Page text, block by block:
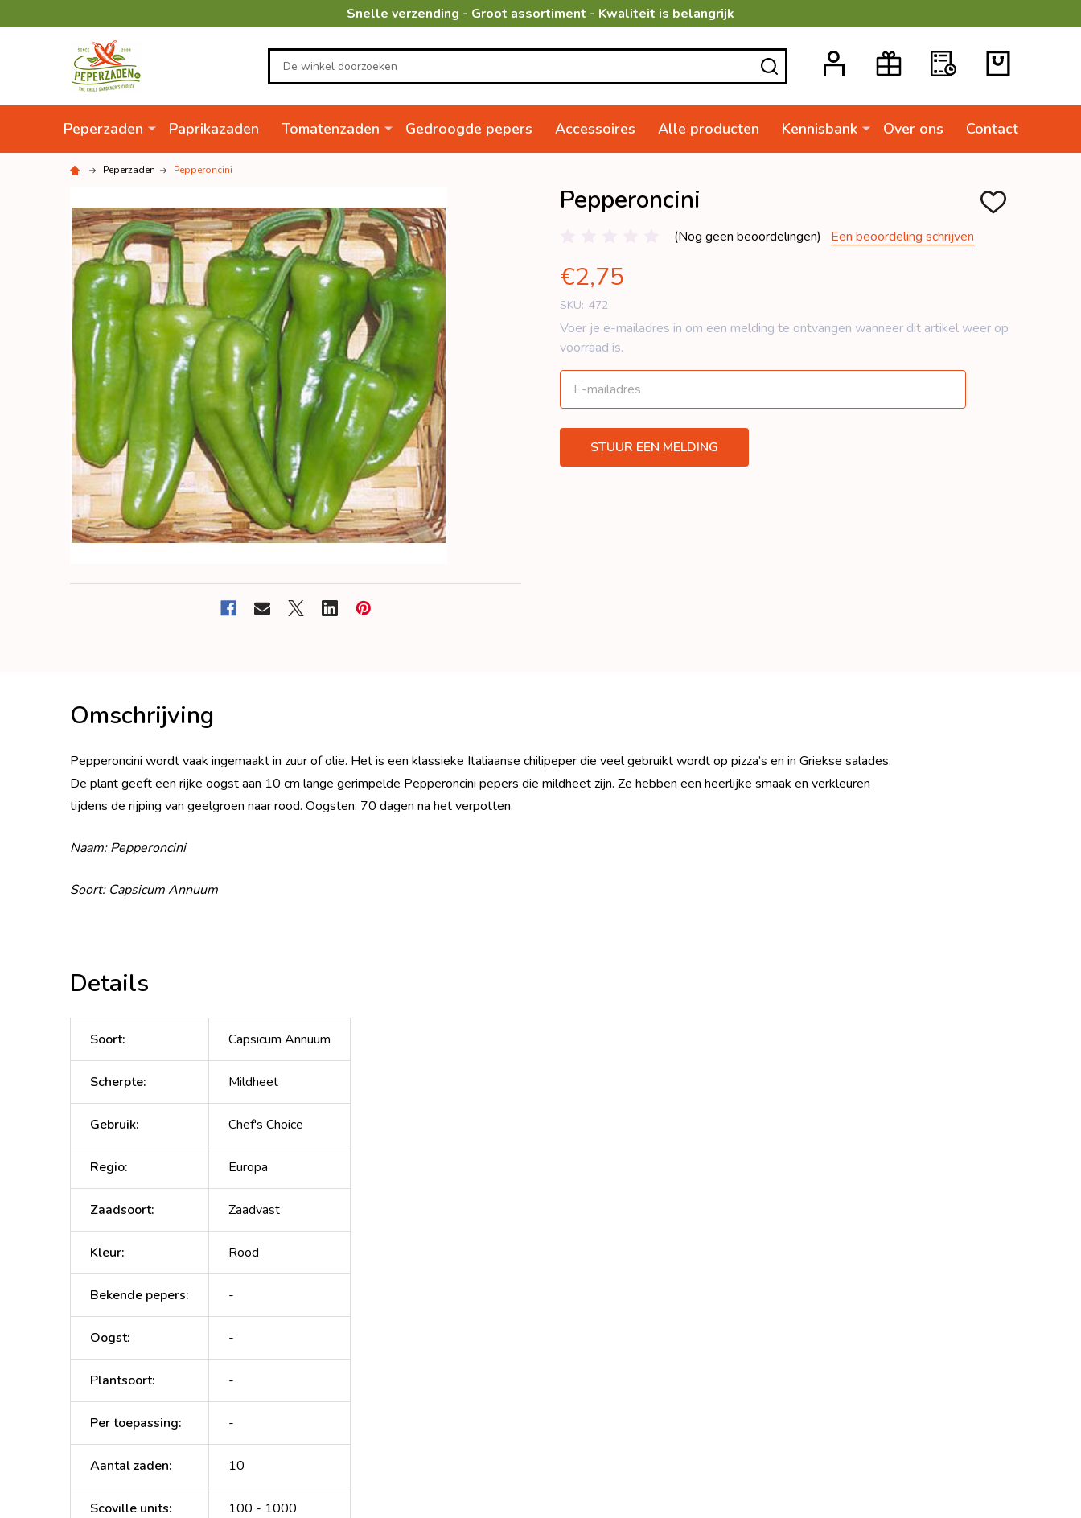
Snelle verzending - Groot assortiment - Kwaliteit is belangrijk
Zoeken ZOEKEN
Peperzaden Paprikazaden Tomatenzaden Gedroogde pepers Accessoires Alle producten Kennisbank Over ons Contact
Peperzaden Pepperoncini
Pepperoncini TOEVOEGEN
(Nog geen beoordelingen) Een beoordeling schrijven
€2,75
SKU: 472
Voer je e-mailadres in om een ​​melding te ontvangen wanneer dit artikel weer op
voorraad is.
Omschrijving
Pepperoncini wordt vaak ingemaakt in zuur of olie. Het is een klassieke Italiaanse chilipeper die veel gebruikt wordt op pizza’s en in Griekse salades.
De plant geeft een rijke oogst aan 10 cm lange gerimpelde Pepperoncini pepers die mildheet zijn. Ze hebben een heerlijke smaak en verkleuren
tijdens de rijping van geelgroen naar rood. Oogsten: 70 dagen na het verpotten.
Naam: Pepperoncini
Soort: Capsicum Annuum
Details
Soort: Capsicum Annuum
Scherpte: Mildheet
Gebruik: Chef's Choice
Regio: Europa
Zaadsoort: Zaadvast
Kleur: Rood
Bekende pepers: -
Oogst: -
Plantsoort: -
Per toepassing: -
Aantal zaden: 10
Scoville units: 100 - 1000